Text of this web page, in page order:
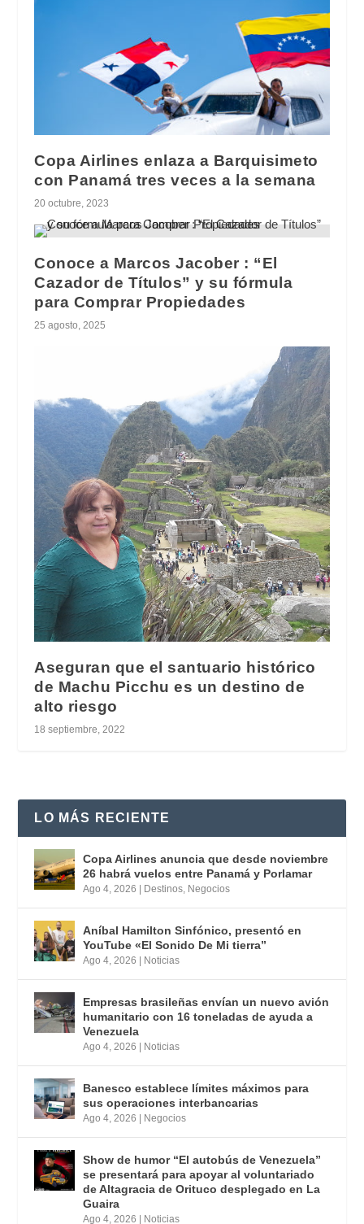
Copa Airlines enlaza a Barquisimeto
con Panamá tres veces a la semana
20 octubre, 2023
Conoce a Marcos Jacober : “El
Cazador de Títulos” y su fórmula
para Comprar Propiedades
25 agosto, 2025
Aseguran que el santuario histórico
de Machu Picchu es un destino de
alto riesgo
18 septiembre, 2022
LO MÁS RECIENTE
Copa Airlines anuncia que desde noviembre
26 habrá vuelos entre Panamá y Porlamar
Ago 4, 2026 Destinos, Negocios
Aníbal Hamilton Sinfónico, presentó en
YouTube «El Sonido De Mi tierra”
Ago 4, 2026 Noticias
Empresas brasileñas envían un nuevo avión
humanitario con 16 toneladas de ayuda a
Venezuela
Ago 4, 2026 Noticias
Banesco establece límites máximos para
sus operaciones interbancarias
Ago 4, 2026 Negocios
Show de humor “El autobús de Venezuela”
se presentará para apoyar al voluntariado
de Altagracia de Orituco desplegado en La
Guaira
Ago 4, 2026 Noticias